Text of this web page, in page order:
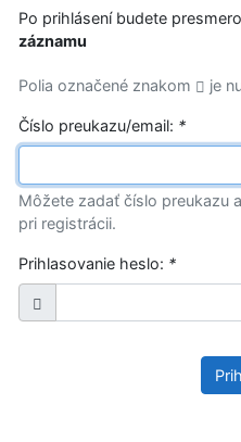
Po prihlásení budete
záznamu
Polia označené znakom je
Číslo preukazu/email: *
Môžete zadať číslo preukazu
pri registrácii.
Prihlasovanie heslo: *